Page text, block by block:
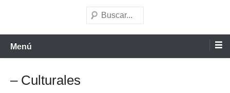
Buscar
Menú
– Culturales